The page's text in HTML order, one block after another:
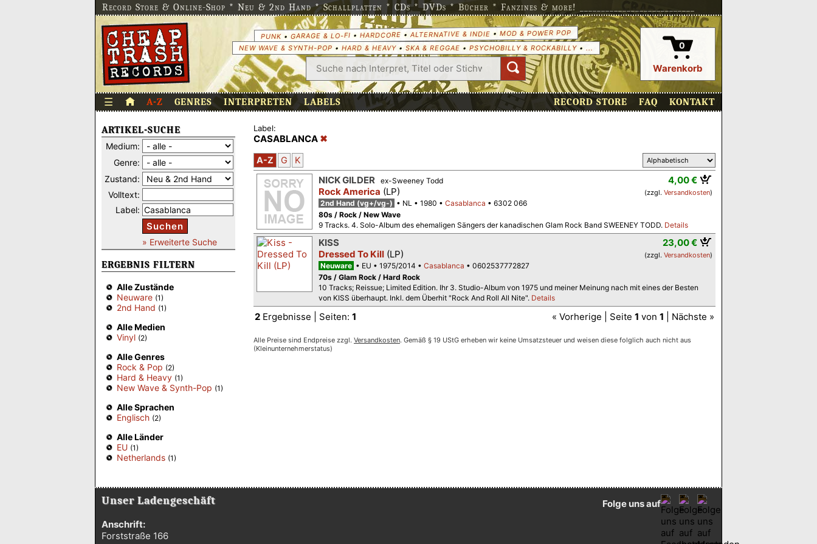
Record Store & Online-Shop * Neu & 2nd Hand * Schallplatten * CDs * DVDs * Bücher * Fanzines & more! ___________________________
PUNK• GARAGE & LO-FI • HARDCORE • ALTERNATIVE & INDIE • MOD & POWER POP
NEW WAVE & SYNTH-POP • HARD & HEAVY• SKA & REGGAE • PSYCHOBILLY & ROCKABILLY• ... 0
Warenkorb
☰ A-Z GENRES INTERPRETEN LABELS RECORD STORE FAQ KONTAKT
ARTIKEL-SUCHE
Medium:
Genre:
Zustand:
Volltext:
Label:
Suchen
» Erweiterte Suche
ERGEBNIS FILTERN
Alle Zustände
Neuware (1)
2nd Hand (1)
Alle Medien
Vinyl (2)
Alle Genres
Rock & Pop (2)
Hard & Heavy (1)
New Wave & Synth-Pop (1)
Alle Sprachen
Englisch (2)
Alle Länder
EU (1)
Netherlands (1)
Label:
CASABLANCA
A-Z G K
4,00 €
(zzgl. Versandkosten)
NICK GILDER ex-Sweeney Todd
Rock America (LP)
2nd Hand (vg+/vg-) NL 1980 Casablanca
6302 066
80s / Rock / New Wave
9 Tracks. 4. Solo-Album des ehemaligen Sängers der kanadischen Glam Rock Band SWEENEY TODD. Details
23,00 €
(zzgl. Versandkosten)
KISS
Dressed To Kill (LP)
Neuware EU 1975/2014 Casablanca
0602537772827
70s / Glam Rock / Hard Rock
10 Tracks; Reissue; Limited Edition. Ihr 3. Studio-Album von 1975 und meiner Meinung nach mit eines der Besten
von KISS überhaupt. Inkl. dem Überhit "Rock And Roll All Nite". Details
2 Ergebnisse | Seiten: 1 « Vorherige | Seite 1 von 1 | Nächste »
Alle Preise sind Endpreise zzgl. Versandkosten. Gemäß § 19 UStG erheben wir keine Umsatzsteuer und weisen diese folglich auch nicht aus
(Kleinunternehmerstatus)
Unser Ladengeschäft
Anschrift:
Forststraße 166
Folge uns auf